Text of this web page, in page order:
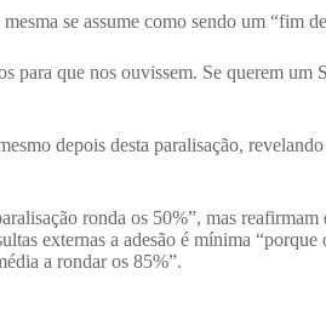
se assume como sendo um “fim
para que nos ouvissem. Se querem um
depois desta paralisação,
ronda os 50%”, mas reafirmam
externas a adesão é mínima
a rondar os 85%”.